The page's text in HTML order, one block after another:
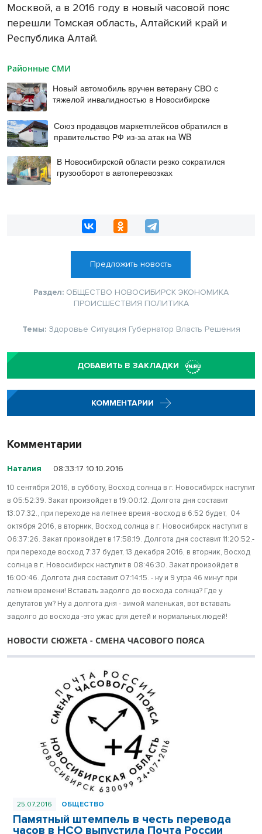
Москвой, а в 2016 году в новый часовой пояс
перешли Томская область, Алтайский край и
Республика Алтай.
Районные СМИ
Новый автомобиль вручен ветерану СВО с
тяжелой инвалидностью в Новосибирске
Союз продавцов маркетплейсов обратился в
правительство РФ из-за атак на WB
В Новосибирской области резко сократился
грузооборот в автоперевозках
Предложить новость
Раздел: ОБЩЕСТВО НОВОСИБИРСК ЭКОНОМИКА
ПРОИСШЕСТВИЯ ПОЛИТИКА
Темы: Здоровье Ситуация Губернатор Власть Решения
ДОБАВИТЬ В ЗАКЛАДКИ
КОММЕНТАРИИ
Комментарии
Наталия 08:33:17 10.10.2016
10 сентября 2016, в субботу, Восход солнца в г. Новосибирск наступит
в 05:52:39. Закат произойдет в 19:00:12. Долгота дня составит
13:07:32., при переходе на летнее время -восход в 6:52 будет, 04
октября 2016, в вторник, Восход солнца в г. Новосибирск наступит в
06:37:26. Закат произойдет в 17:58:19. Долгота дня составит 11:20:52.-
при переходе восход 7:37 будет, 13 декабря 2016, в вторник, Восход
солнца в г. Новосибирск наступит в 08:46:30. Закат произойдет в
16:00:46. Долгота дня составит 07:14:15. - ну и 9 утра 46 минут при
летнем времени! Вставать задолго до восхода солнца? Где у
депутатов ум? Ну а долгота дня - зимой маленькая, вот вставать
задолго до восхода -это ужас для детей и нормальных людей!
НОВОСТИ СЮЖЕТА - СМЕНА ЧАСОВОГО ПОЯСА
25.07.2016 ОБЩЕСТВО
Памятный штемпель в честь перевода
часов в НСО выпустила Почта России